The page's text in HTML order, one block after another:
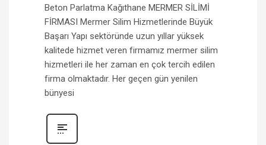
Beton Parlatma Kağıthane MERMER SİLİMİ
FİRMASI Mermer Silim Hizmetlerinde Büyük
Başarı Yapı sektöründe uzun yıllar yüksek
kalitede hizmet veren firmamız mermer silim
hizmetleri ile her zaman en çok tercih edilen
firma olmaktadır. Her geçen gün yenilen
bünyesi